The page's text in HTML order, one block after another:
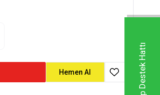
Hemen Al Favoriye Ekle